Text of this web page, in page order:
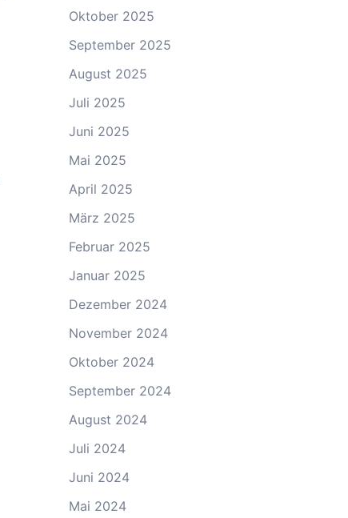
Oktober 2025
September 2025
August 2025
Juli 2025
Juni 2025
Mai 2025
April 2025
März 2025
Februar 2025
Januar 2025
Dezember 2024
November 2024
Oktober 2024
September 2024
August 2024
Juli 2024
Juni 2024
Mai 2024